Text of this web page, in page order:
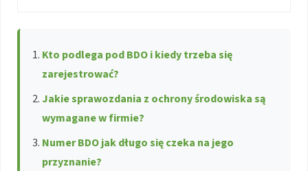
Kto podlega pod BDO i kiedy trzeba się
zarejestrować?
Jakie sprawozdania z ochrony środowiska są
wymagane w firmie?
Numer BDO jak długo się czeka na jego
przyznanie?